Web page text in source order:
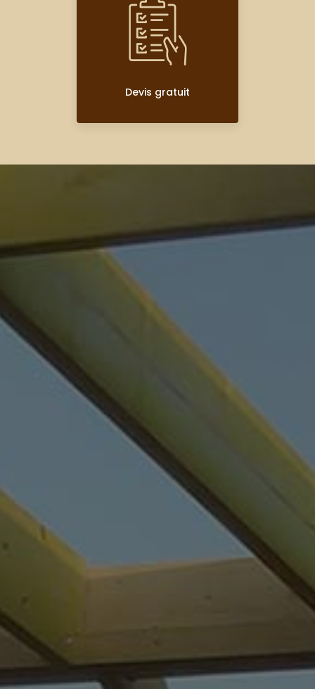
Devis gratuit